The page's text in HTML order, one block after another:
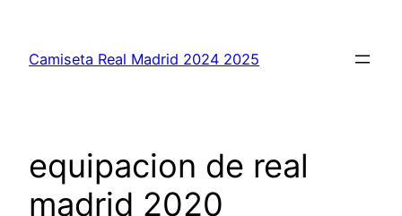
contenido
Camiseta Real Madrid 2024 2025
equipacion de real
madrid 2020